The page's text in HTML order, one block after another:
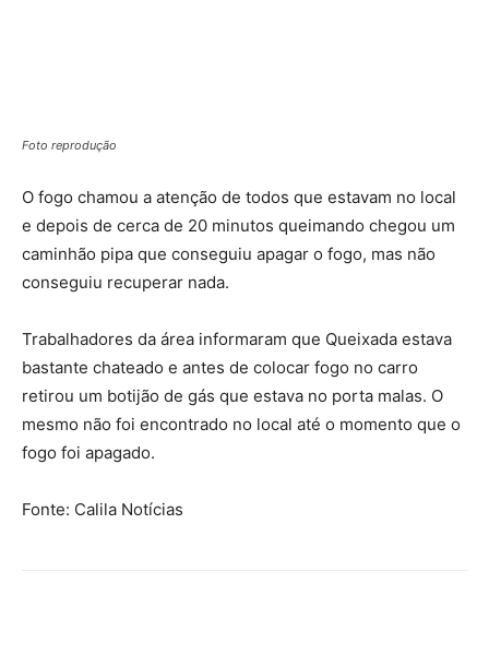
Foto reprodução
O fogo chamou a atenção de todos que estavam no local
e depois de cerca de 20 minutos queimando chegou um
caminhão pipa que conseguiu apagar o fogo, mas não
conseguiu recuperar nada.
Trabalhadores da área informaram que Queixada estava
bastante chateado e antes de colocar fogo no carro
retirou um botijão de gás que estava no porta malas. O
mesmo não foi encontrado no local até o momento que o
fogo foi apagado.
Fonte: Calila Notícias